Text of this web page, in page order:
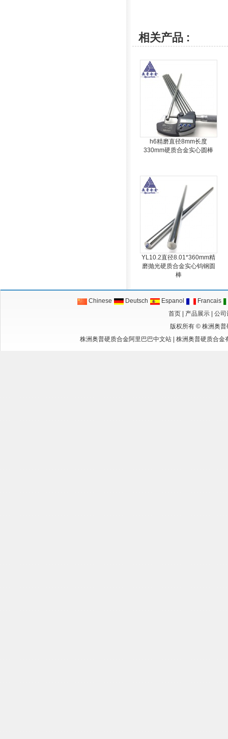
相关产品 :
h6精磨直径8mm长度
330mm硬质合金实心圆棒
YL10.2直径8.01*360mm精
磨抛光硬质合金实心钨钢圆
棒
Chinese Deutsch Espanol
Francais
首页
产品展示
公司
版权所有 © 株洲奥普
株洲奥普硬质合金阿里巴巴中文站| 株洲奥普硬质合金